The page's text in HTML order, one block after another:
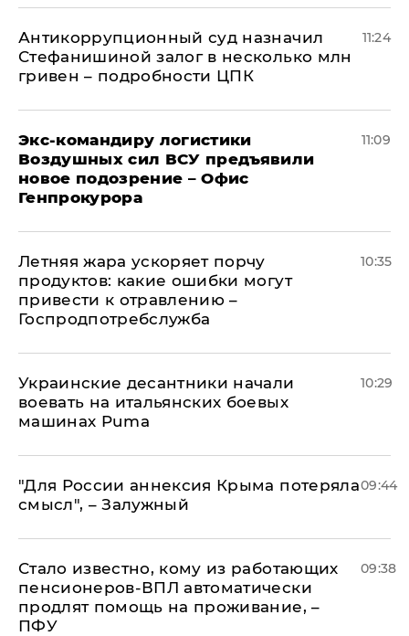
Антикоррупционный суд назначил
Стефанишиной залог в несколько млн
гривен – подробности ЦПК
11:24
Экс-командиру логистики
Воздушных сил ВСУ предъявили
новое подозрение – Офис
Генпрокурора
11:09
Летняя жара ускоряет порчу
продуктов: какие ошибки могут
привести к отравлению –
Госпродпотребслужба
10:35
Украинские десантники начали
воевать на итальянских боевых
машинах Puma
10:29
"Для России аннексия Крыма потеряла
смысл", – Залужный
09:44
Стало известно, кому из работающих
пенсионеров-ВПЛ автоматически
продлят помощь на проживание, –
ПФУ
09:38